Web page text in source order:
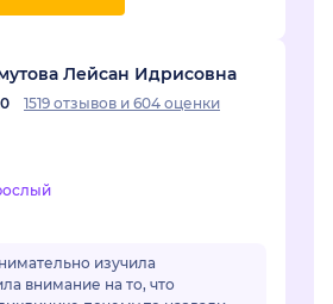
Лейсан Идрисовна
1519 отзывов и 604 оценки
изучила
внимание на то, что